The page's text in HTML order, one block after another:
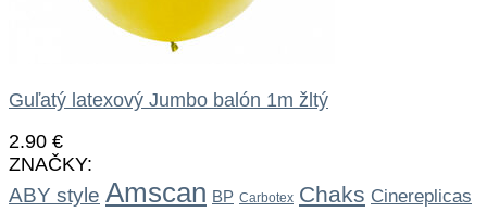
Guľatý latexový Jumbo balón 1m žltý
2.90 €
ZNAČKY:
ABY style Amscan BP Carbotex Chaks Cinereplicas